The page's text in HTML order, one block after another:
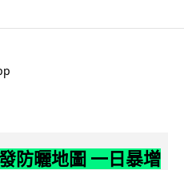
防曬地圖 一日暴增